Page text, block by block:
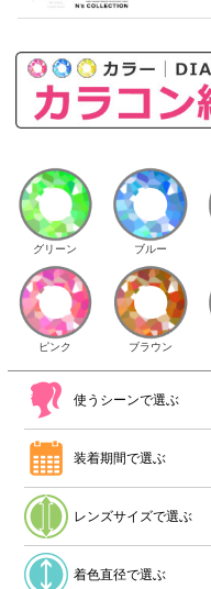
グリーン ブルー
ピンク ブラウン
使うシーンで選ぶ
装着期間で選ぶ
レンズサイズで選ぶ
着色直径で選ぶ